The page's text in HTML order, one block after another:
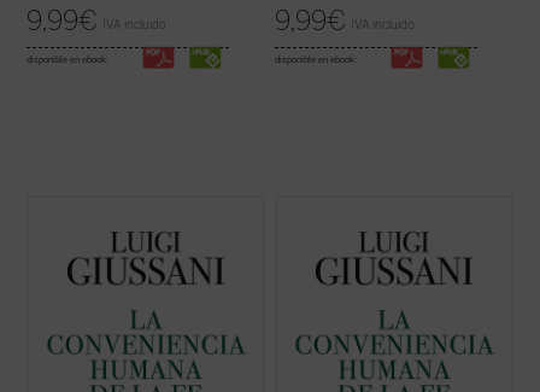
9,99€ IVA incluido
disponible en ebook:
9,99€ IVA incluido
disponible en ebook:
de don Luigi Giussani en los Ejercicios
espirituales de la Fraternidad de Comunión
y Liberación celebrados entre 1985 y 1987
y los diálogos que éstas suscitaron.
de don Luigi Giussani en los Ejercicios
espirituales de la Fraternidad de Comunión
y Liberación celebrados entre 1985 y 1987
y los diálogos que éstas suscitaron.